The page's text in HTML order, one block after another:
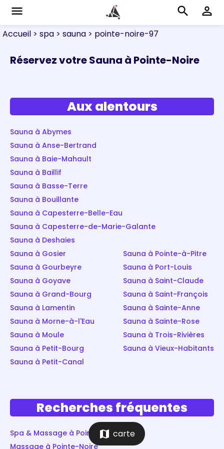
menu search perm_identity
Accueil > spa > sauna > pointe-noire-97
Réservez votre Sauna à Pointe-Noire
Aux alentours
Sauna à Abymes
Sauna à Anse-Bertrand
Sauna à Baie-Mahault
Sauna à Baillif
Sauna à Basse-Terre
Sauna à Bouillante
Sauna à Capesterre-Belle-Eau
Sauna à Capesterre-de-Marie-Galante
Sauna à Deshaies
Sauna à Gosier
Sauna à Gourbeyre
Sauna à Goyave
Sauna à Grand-Bourg
Sauna à Lamentin
Sauna à Morne-à-l'Eau
Sauna à Moule
Sauna à Petit-Bourg
Sauna à Petit-Canal
Sauna à Pointe-à-Pitre
Sauna à Port-Louis
Sauna à Saint-Claude
Sauna à Saint-François
Sauna à Sainte-Anne
Sauna à Sainte-Rose
Sauna à Trois-Rivières
Sauna à Vieux-Habitants
Recherches fréquentes
Spa & Massage à Pointe-Noire
Massage à Pointe-Noire
map carte